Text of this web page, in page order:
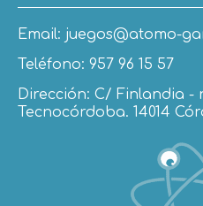
Email: juegos@atomo-
Teléfono: 957 96 15 57
Dirección: C/ Finlandia -
Tecnocórdoba. 14014